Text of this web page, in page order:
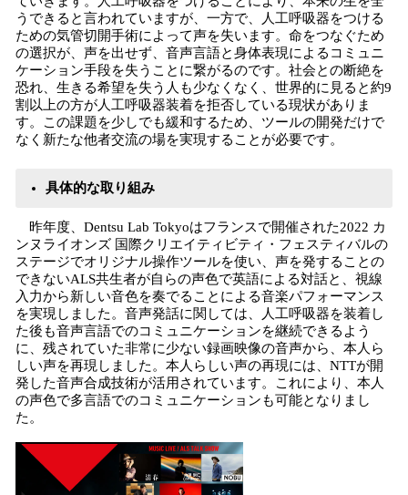
うできると言われていますが、一方で、人工呼吸器をつける
ための気管切開手術によって声を失います。命をつなぐため
の選択が、声を出せず、音声言語と身体表現によるコミュニ
ケーション手段を失うことに繋がるのです。社会との断絶を
恐れ、生きる希望を失う人も少なくなく、世界的に見ると約9
割以上の方が人工呼吸器装着を拒否している現状がありま
す。この課題を少しでも緩和するため、ツールの開発だけで
なく新たな他者交流の場を実現することが必要です。
具体的な取り組み
昨年度、Dentsu Lab Tokyoはフランスで開催された2022 カ
ンヌライオンズ 国際クリエイティビティ・フェスティバルの
ステージでオリジナル操作ツールを使い、声を発することの
できないALS共生者が自らの声色で英語による対話と、視線
入力から新しい音色を奏でることによる音楽パフォーマンス
を実現しました。音声発話に関しては、人工呼吸器を装着し
た後も音声言語でのコミュニケーションを継続できるよう
に、残されていた非常に少ない録画映像の音声から、本人ら
しい声を再現しました。本人らしい声の再現には、NTTが開
発した音声合成技術が活用されています。これにより、本人
の声色で多言語でのコミュニケーションも可能となりまし
た。